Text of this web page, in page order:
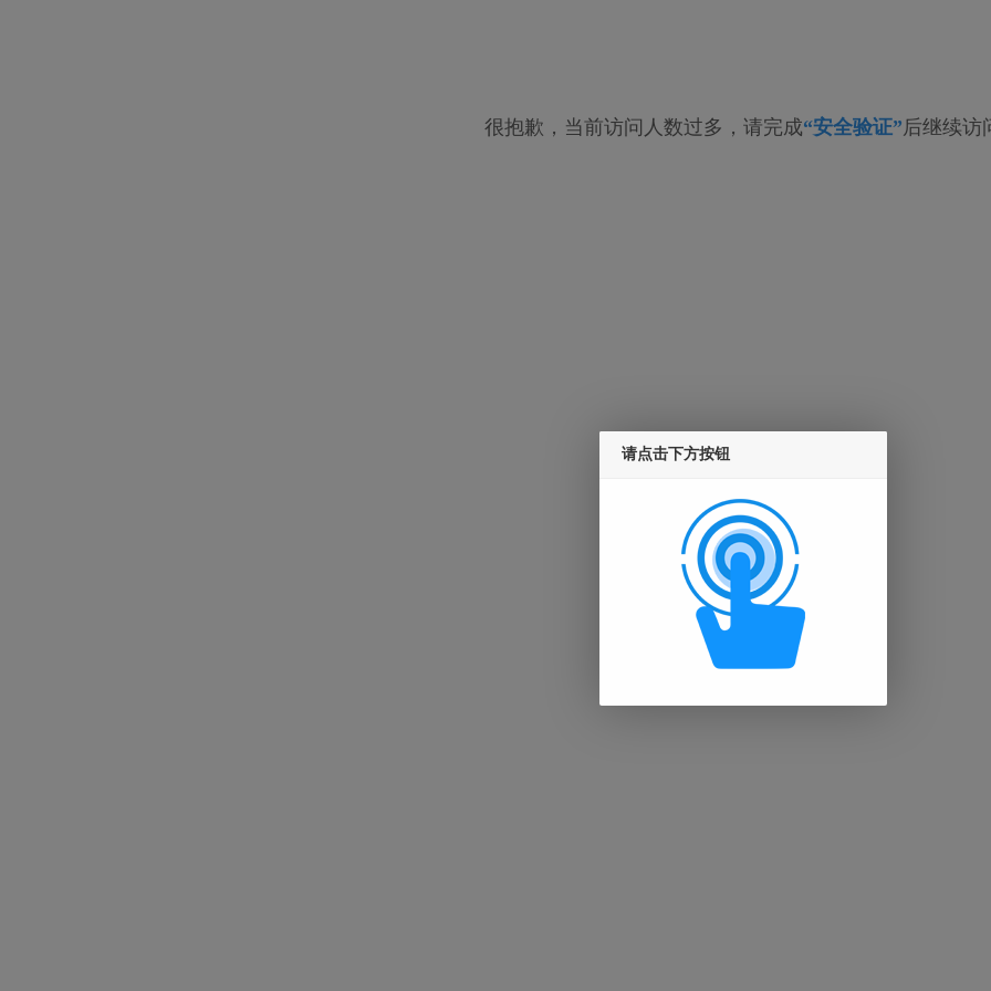
很抱歉，当前访问人数过多，请完成“安全验证”后继续访
请点击下方按钮